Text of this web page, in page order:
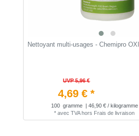
Nettoyant multi-usages - Chemipro
UVP 5,96 €
4,69 € *
100 gramme
| 46,90 € / kilogramme
* avec TVAhors Frais de livraison